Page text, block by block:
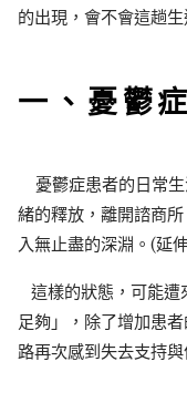
的出現，會不會這趟
一、憂鬱
憂鬱症患者的日常生
緒的釋放，離開諮商
入無止盡的深淵。(延
這樣的狀態，可能遭
足夠」，除了增加患
路再次感到失去支持